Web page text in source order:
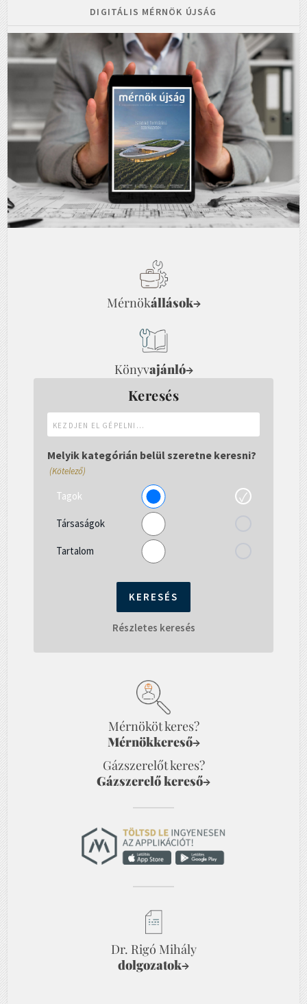
DIGITÁLIS MÉRNÖK ÚJSÁG
Mérnökállások→
Könyvajánló→
Keresés
el
gépelni...
Melyik kategórián belül szeretne keresni?
(Kötelező)
Tagok
Társaságok
Tartalom
Részletes keresés
Mérnököt keres?
Mérnökkereső→
Gázszerelőt keres?
Gázszerelő kereső→
Dr. Rigó Mihály
dolgozatok→